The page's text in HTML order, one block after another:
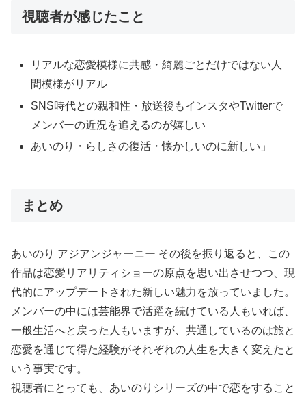
視聴者が感じたこと
リアルな恋愛模様に共感・綺麗ごとだけではない人
間模様がリアル
SNS時代との親和性・放送後もインスタやTwitterで
メンバーの近況を追えるのが嬉しい
あいのり・らしさの復活・懐かしいのに新しい」
まとめ
あいのり アジアンジャーニー その後を振り返ると、この
作品は恋愛リアリティショーの原点を思い出させつつ、現
代的にアップデートされた新しい魅力を放っていました。
メンバーの中には芸能界で活躍を続けている人もいれば、
一般生活へと戻った人もいますが、共通しているのは旅と
恋愛を通じて得た経験がそれぞれの人生を大きく変えたと
いう事実です。
視聴者にとっても、あいのりシリーズの中で恋をすること